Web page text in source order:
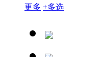
更多 +多选